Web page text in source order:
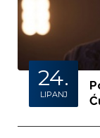
24.
LIPANJ